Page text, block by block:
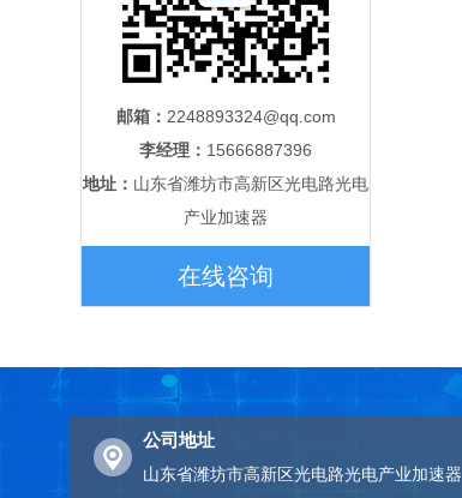
邮箱： 2248893324@qq.com
李经理： 15666887396
地址： 山东省潍坊市高新区光电路光电
产业加速器
在线咨询
公司地址
山东省潍坊市高新区光电路光电产业加速器